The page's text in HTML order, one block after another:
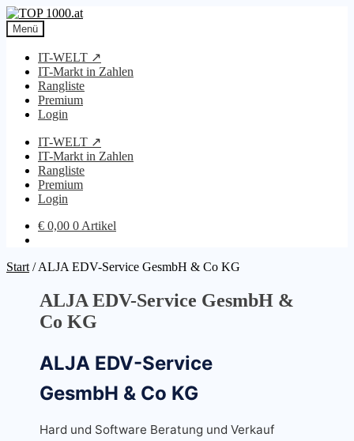
Zur
Navigation
springen
Zum
Inhalt
springen
Menü
IT-WELT ↗
IT-Markt in Zahlen
Rangliste
Premium
Login
IT-WELT ↗
IT-Markt in Zahlen
Rangliste
Premium
Login
€ 0,00 0 Artikel
Start /ALJA EDV-Service GesmbH & Co KG
ALJA EDV-Service GesmbH &
Co KG
ALJA EDV-Service
GesmbH & Co KG
Hard und Software Beratung und Verkauf